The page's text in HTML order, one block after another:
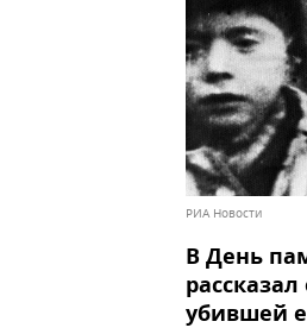
РИА Новости
В День
убившей